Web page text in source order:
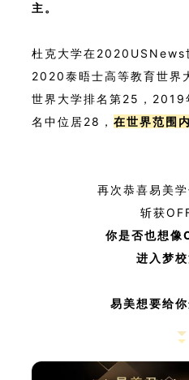
主。
杜克大学在2020USNews
2020泰晤士高等教育世
世界大学排名第25，2019
名中位居28， 在世界范围
再次恭喜易美学
斩获
你是否也想像
进入梦校
易美想要给你